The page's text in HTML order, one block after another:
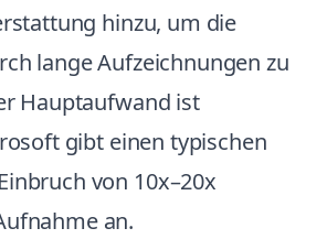
hinzu, um die
lange Aufzeichnungen zu
Hauptaufwand ist
gibt einen typischen
von 10x–20x
an.